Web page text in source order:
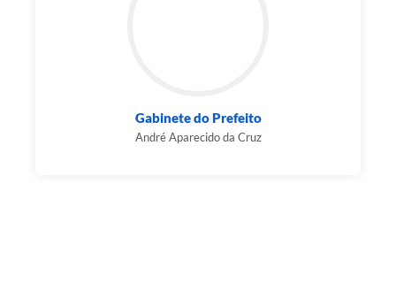
Gabinete do Prefeito
André Aparecido da Cruz